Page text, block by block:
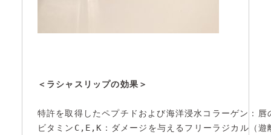
＜ラシャスリップの効果＞
特許を取得したペプチドおよび海洋浸水コラーゲン：
ビタミンC,E,K：ダメージを与えるフリーラジカル（